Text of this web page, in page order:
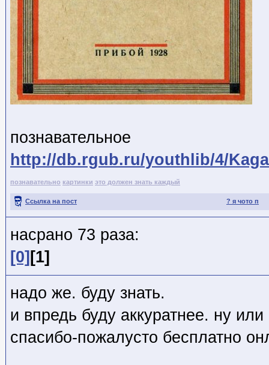
познавательное
http://db.rgub.ru/youthlib/4/
познавательно картинки это должен знать каждый
? я чото п
Ссылка на пост
насрано 73 раза:
[0] [1]
надо же. буду знать.
и впредь буду аккуратнее. ну
спасибо-пожалусто бесплатно